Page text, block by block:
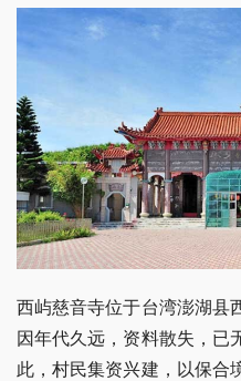
西屿慈音寺位于台湾澎湖县
因年代久远，资料散失，已
此，村民集资兴建，以保合